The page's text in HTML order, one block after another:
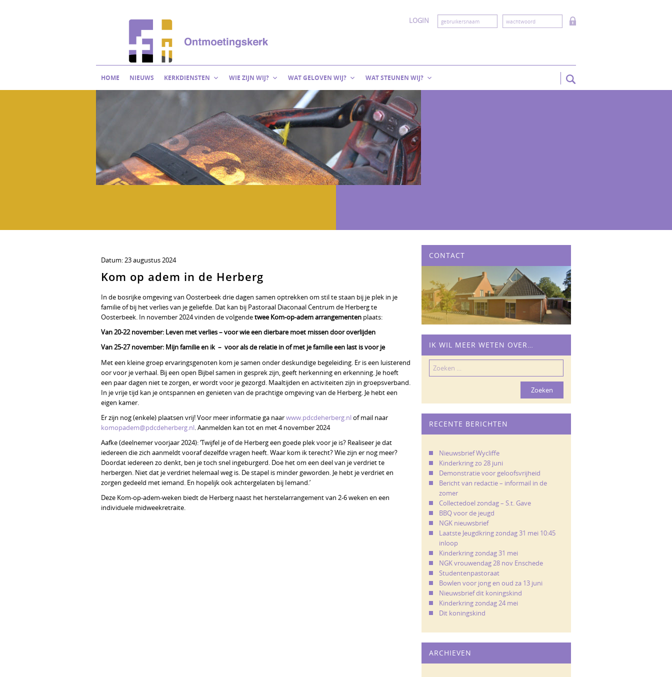
LOGIN
HOME NIEUWS KERKDIENSTEN WIE ZIJN WIJ? WAT GELOVEN WIJ? WAT STEUNEN WIJ?
Datum:23 augustus 2024
Kom op adem in de Herberg
In de bosrijke omgeving van Oosterbeek drie dagen samen optrekken om stil te staan bij je plek in je
familie of bij het verlies van je geliefde. Dat kan bij Pastoraal Diaconaal Centrum de Herberg te
Oosterbeek. In november 2024 vinden de volgendetwee Kom-op-adem arrangementen plaats:
Van 20-22 november: Leven met verlies – voor wie een dierbare moet missen door overlijden
Van 25-27 november: Mijn familie en ik – voor als de relatie in of met je familie een last is voor je
Met een kleine groep ervaringsgenoten kom je samen onder deskundige begeleiding. Er is een luisterend
oor voor je verhaal. Bij een open Bijbel samen in gesprek zijn, geeft herkenning en erkenning. Je hoeft
een paar dagen niet te zorgen, er wordt voor je gezorgd. Maaltijden en activiteiten zijn in groepsverband.
In je vrije tijd kan je ontspannen en genieten van de prachtige omgeving van de Herberg. Je hebt een
eigen kamer.
Er zijn nog (enkele) plaatsen vrij! Voor meer informatie ga naarwww.pdcdeherberg.nl of mail naar
komopadem@pdcdeherberg.nl. Aanmelden kan tot en met 4 november 2024
Aafke (deelnemer voorjaar 2024): ‘Twijfel je of de Herberg een goede plek voor je is? Realiseer je dat
iedereen die zich aanmeldt vooraf dezelfde vragen heeft. Waar kom ik terecht? Wie zijn er nog meer?
Doordat iedereen zo denkt, ben je toch snel ingeburgerd. Doe het om een deel van je verdriet te
herbergen. Niet dat je verdriet helemaal weg is. De stapel is minder geworden. Je hebt je verdriet en
zorgen gedeeld met iemand. En hopelijk ook achtergelaten bij Iemand.’
Deze Kom-op-adem-weken biedt de Herberg naast het herstelarrangement van 2-6 weken en een
individuele midweekretraite.
CONTACT
IK WIL MEER WETEN OVER…
Zoeken
naar:
RECENTE BERICHTEN
Nieuwsbrief Wycliffe
Kinderkring zo 28 juni
Demonstratie voor geloofsvrijheid
Bericht van redactie – informail in de
zomer
Collectedoel zondag – S.t. Gave
BBQ voor de jeugd
NGK nieuwsbrief
Laatste Jeugdkring zondag 31 mei 10:45
inloop
Kinderkring zondag 31 mei
NGK vrouwendag 28 nov Enschede
Studentenpastoraat
Bowlen voor jong en oud za 13 juni
Nieuwsbrief dit koningskind
Kinderkring zondag 24 mei
Dit koningskind
ARCHIEVEN